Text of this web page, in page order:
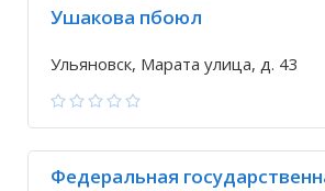
Ушакова пбоюл
Ульяновск, Марата улица, д. 43
Федеральная